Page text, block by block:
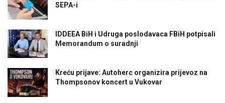
SEPA-i
IDDEEA BiH i Udruga poslodavaca FBiH potpisali
Memorandum o suradnji
Kreću prijave: Autoherc organizira prijevoz na
Thompsonov koncert u Vukovar